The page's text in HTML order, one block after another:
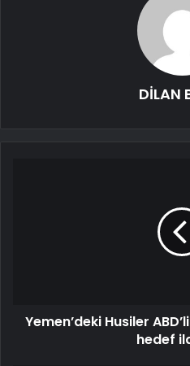
DİLAN
Yemen’deki Husiler
hedef